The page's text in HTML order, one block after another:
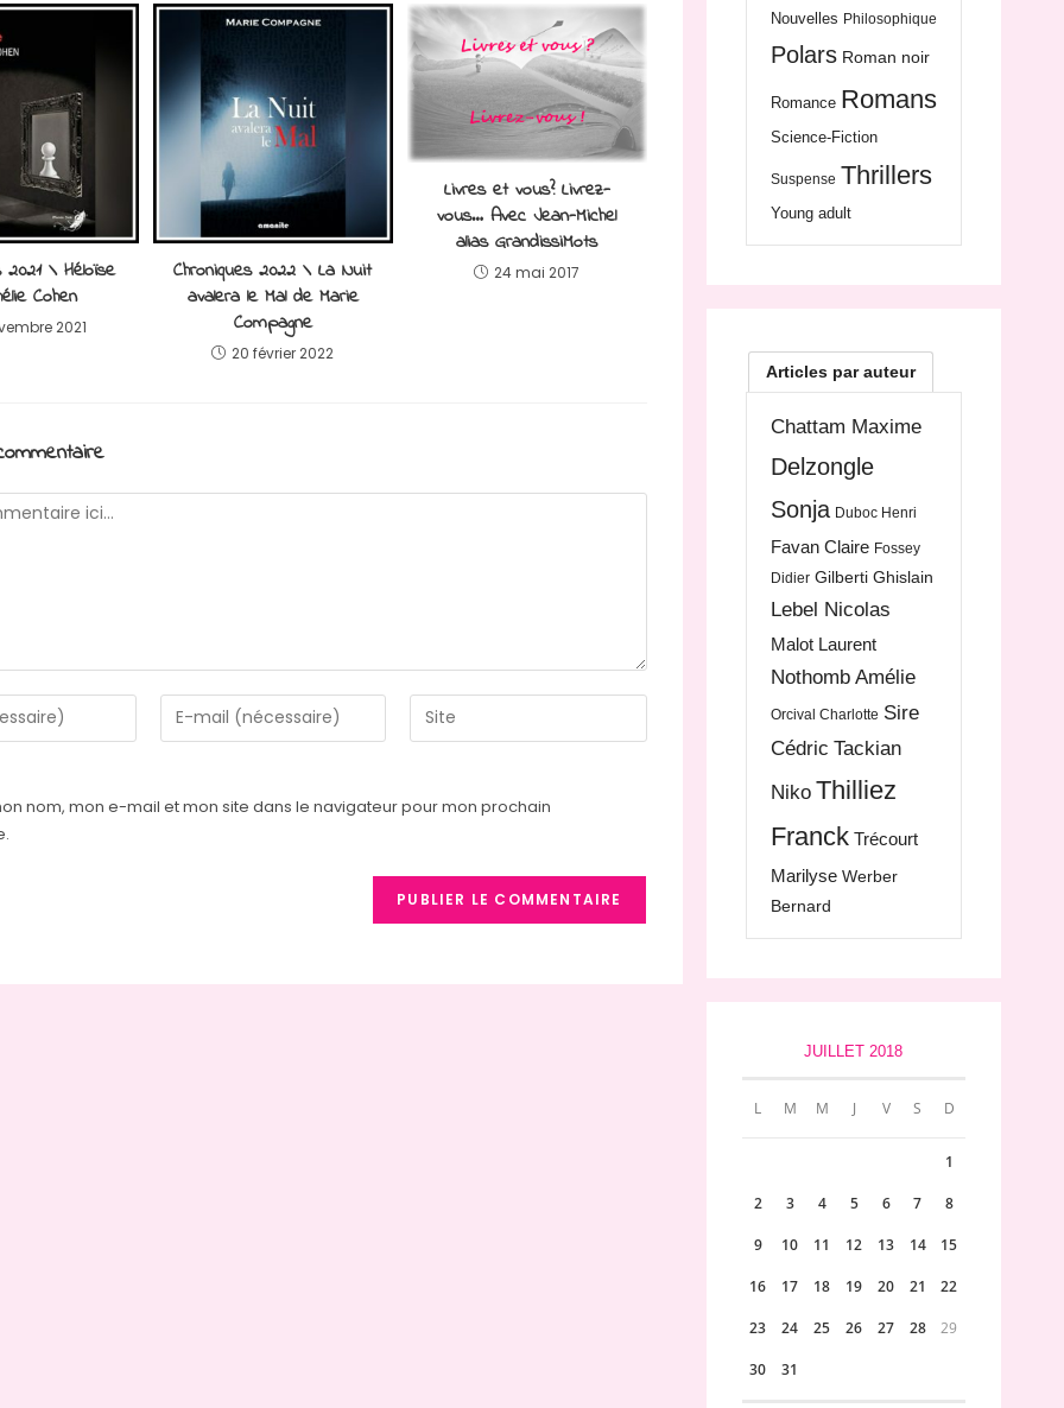
2021 \ Héloïse
Cohen
2021
Chroniques 2022 \ La Nuit
avalera le Mal de Marie
Compagne
20 février 2022
Livres et vous? Livrez-
vous… Avec Jean-Michel
alias GrandissiMots
24 mai 2017
Enter
your
address
Saisir
l’URL
nom, mon e-mail et mon site dans le navigateur pour mon prochain
Nouvelles Philosophique
Polars Roman noir
Romance Romans
Science-Fiction
Suspense Thrillers
Young adult
Articles par auteur
Chattam Maxime
Delzongle
Sonja Duboc Henri
Favan Claire Fossey
Didier Gilberti Ghislain
Lebel Nicolas
Malot Laurent
Nothomb Amélie
Orcival Charlotte Sire
Cédric Tackian
Niko Thilliez
Franck Trécourt
Marilyse Werber
Bernard
JUILLET 2018
L M M J V S D
1
2 3 4 5 6 7 8
9 10 11 12 13 14 15
16 17 18 19 20 21 22
23 24 25 26 27 28 29
30 31